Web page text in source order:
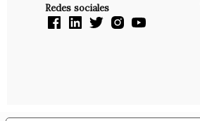
Redes sociales